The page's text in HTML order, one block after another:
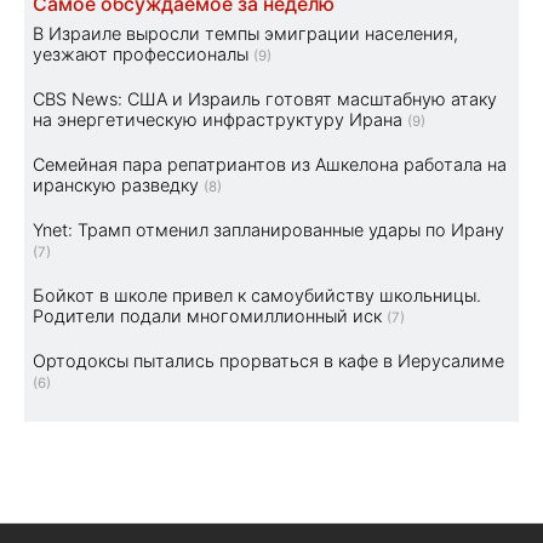
В Израиле выросли темпы эмиграции населения,
уезжают профессионалы (9)
CBS News: США и Израиль готовят масштабную атаку
на энергетическую инфраструктуру Ирана (9)
Семейная пара репатриантов из Ашкелона работала на
иранскую разведку (8)
Ynet: Трамп отменил запланированные удары по Ирану
(7)
Бойкот в школе привел к самоубийству школьницы.
Родители подали многомиллионный иск (7)
Ортодоксы пытались прорваться в кафе в Иерусалиме
(6)